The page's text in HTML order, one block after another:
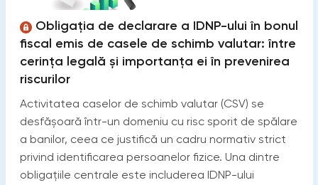
Obligația de declarare a IDNP-ului în bonul
fiscal emis de casele de schimb valutar: între
cerința legală și importanța ei în prevenirea
riscurilor
Activitatea caselor de schimb valutar (CSV) se
desfășoară într-un domeniu cu risc sporit de spălare
a banilor, ceea ce justifică un cadru normativ strict
privind identificarea persoanelor fizice. Una dintre
obligațiile centrale este includerea IDNP-ului